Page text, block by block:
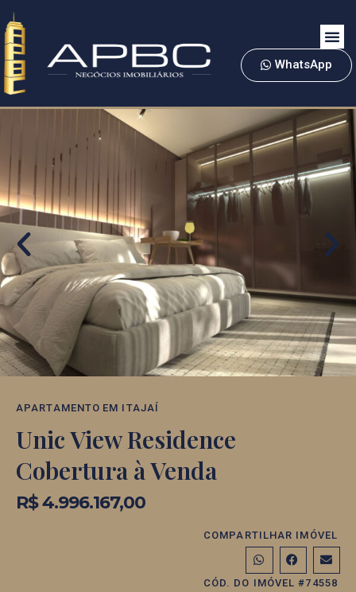
WhatsApp
APARTAMENTO EM ITAJAÍ
Unic View Residence
Cobertura à Venda
R$ 4.996.167,00
COMPARTILHAR IMÓVEL
CÓD. DO IMÓVEL #74558